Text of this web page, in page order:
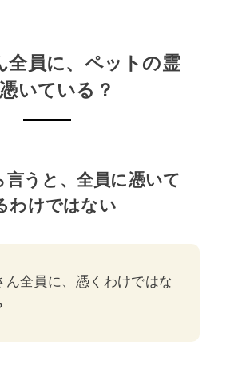
全員に、ペットの霊
いている？
言うと、全員に憑いて
わけではない
ん全員に、憑くわけではな